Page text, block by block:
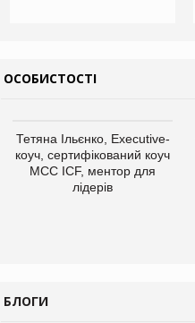
ОСОБИСТОСТІ
Тетяна Ільєнко, Executive-
коуч, сертифікований коуч
МСС ICF, ментор для
лідерів
БЛОГИ